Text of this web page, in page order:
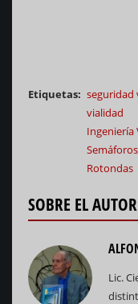
Etiquetas
seguridad
vialidad
Ingeniería
Semáforos
Rotondas
SOBRE EL AUTOR
Lic.